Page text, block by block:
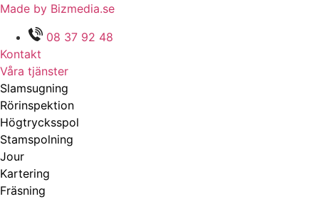
Made by Bizmedia.se
08 37 92 48
Kontakt
Våra tjänster
Slamsugning
Rörinspektion
Högtrycksspol
Stamspolning
Jour
Kartering
Fräsning